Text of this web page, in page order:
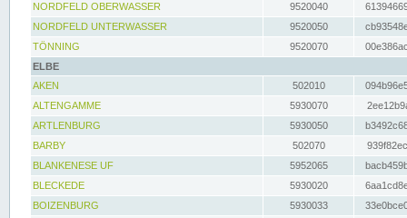
NORDFELD OBERWASSER
9520040
NORDFELD UNTERWASSER
9520050
TÖNNING
9520070
ELBE
AKEN
502010
ALTENGAMME
5930070
ARTLENBURG
5930050
BARBY
502070
BLANKENESE UF
5952065
BLECKEDE
5930020
BOIZENBURG
5930033